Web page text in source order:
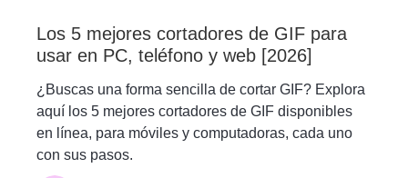
Los 5 mejores cortadores de GIF para
usar en PC, teléfono y web [2026]
¿Buscas una forma sencilla de cortar GIF? Explora
aquí los 5 mejores cortadores de GIF disponibles
en línea, para móviles y computadoras, cada uno
con sus pasos.